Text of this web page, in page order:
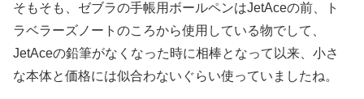
そもそも、ゼブラの手帳用ボールペンはJetAceの前、ト
ラベラーズノートのころから使用している物でして、
JetAceの鉛筆がなくなった時に相棒となって以来、小さ
な本体と価格には似合わないぐらい使っていましたね。